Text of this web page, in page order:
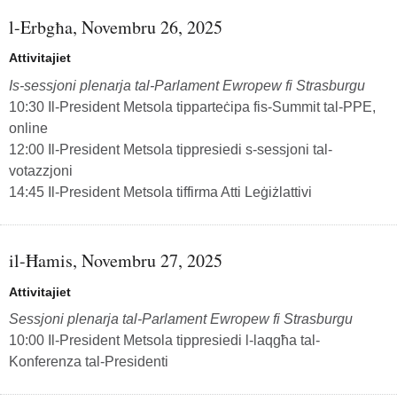
l-Erbgħa, Novembru 26, 2025
Attivitajiet
Is-sessjoni plenarja tal-Parlament Ewropew fi Strasburgu
10:30 Il-President Metsola tipparteċipa fis-Summit tal-PPE,
online
12:00 Il-President Metsola tippresiedi s-sessjoni tal-
votazzjoni
14:45 Il-President Metsola tiffirma Atti Leġiżlattivi
il-Ħamis, Novembru 27, 2025
Attivitajiet
Sessjoni plenarja tal-Parlament Ewropew fi Strasburgu
10:00 Il-President Metsola tippresiedi l-laqgħa tal-
Konferenza tal-Presidenti